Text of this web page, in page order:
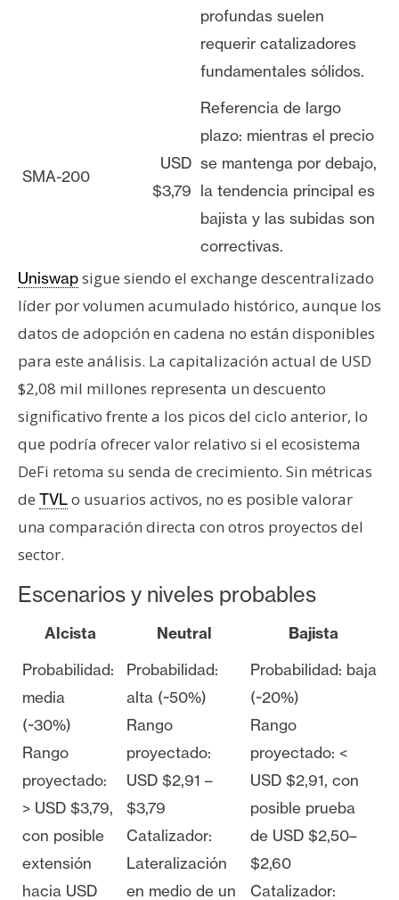
profundas suelen
requerir catalizadores
fundamentales sólidos.
SMA-200
USD
$3,79
Referencia de largo
plazo: mientras el precio
se mantenga por debajo,
la tendencia principal es
bajista y las subidas son
correctivas.
Uniswapsigue siendo el exchange descentralizado
líder por volumen acumulado histórico, aunque los
datos de adopción en cadena no están disponibles
para este análisis. La capitalización actual de USD
$2,08 mil millones representa un descuento
significativo frente a los picos del ciclo anterior, lo
que podría ofrecer valor relativo si el ecosistema
DeFi retoma su senda de crecimiento. Sin métricas
de TVLo usuarios activos, no es posible valorar
una comparación directa con otros proyectos del
sector.
Escenarios y niveles probables
Alcista Neutral
Bajista
Probabilidad:
media
(~30%)
Rango
proyectado:
> USD $3,79,
con posible
extensión
hacia USD
Probabilidad:
alta (~50%)
Rango
proyectado:
USD $2,91 –
$3,79
Catalizador:
Lateralización
en medio de un
Probabilidad: baja
(~20%)
Rango
proyectado: <
USD $2,91, con
posible prueba
de USD $2,50–
$2,60
Catalizador: